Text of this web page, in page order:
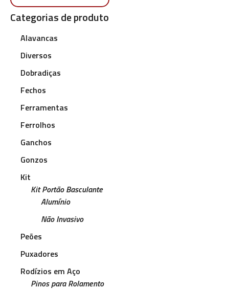
Categorias de produto
Alavancas
Diversos
Dobradiças
Fechos
Ferramentas
Ferrolhos
Ganchos
Gonzos
Kit
Kit Portão Basculante
Alumínio
Não Invasivo
Peões
Puxadores
Rodízios em Aço
Pinos para Rolamento